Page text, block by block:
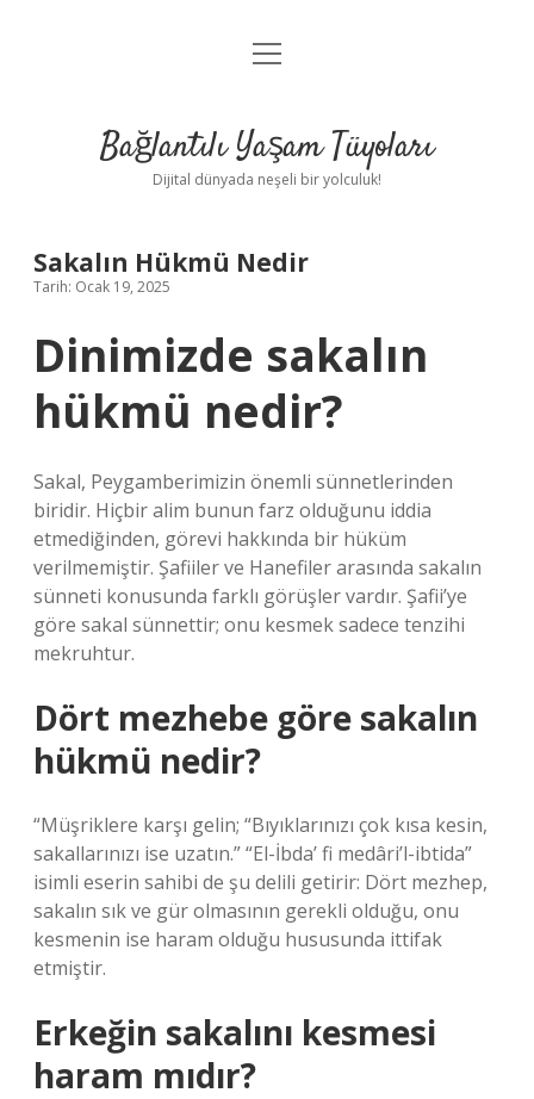
Anasayfa
Yasal Uyarı
menüyü
Bağlantılı Yaşam Tüyoları
Dijital dünyada neşeli bir yolculuk!
Sakalın Hükmü Nedir
Tarih: Ocak 19, 2025
Dinimizde sakalın
hükmü nedir?
Sakal, Peygamberimizin önemli sünnetlerinden
biridir. Hiçbir alim bunun farz olduğunu iddia
etmediğinden, görevi hakkında bir hüküm
verilmemiştir. Şafiiler ve Hanefiler arasında sakalın
sünneti konusunda farklı görüşler vardır. Şafii’ye
göre sakal sünnettir; onu kesmek sadece tenzihi
mekruhtur.
Dört mezhebe göre sakalın
hükmü nedir?
“Müşriklere karşı gelin; “Bıyıklarınızı çok kısa kesin,
sakallarınızı ise uzatın.” “El-İbda’ fi medâri’l-ibtida”
isimli eserin sahibi de şu delili getirir: Dört mezhep,
sakalın sık ve gür olmasının gerekli olduğu, onu
kesmenin ise haram olduğu hususunda ittifak
etmiştir.
Erkeğin sakalını kesmesi
haram mıdır?